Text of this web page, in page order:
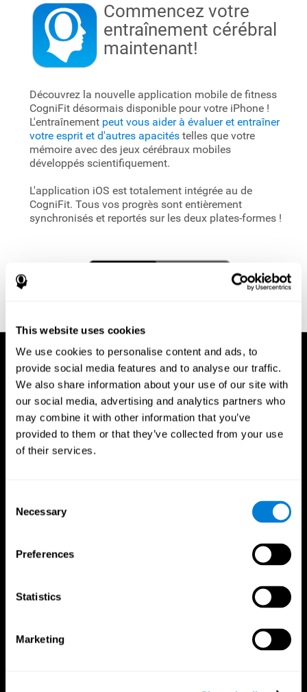
This website uses cookies
We use cookies to personalise content and ads, to
provide social media features and to analyse our traffic.
We also share information about your use of our site with
our social media, advertising and analytics partners who
may combine it with other information that you’ve
provided to them or that they’ve collected from your use
of their services.
Selection
Necessary
Preferences
Statistics
Marketing
Commencez votre
entraînement cérébral
maintenant!
Découvrez la nouvelle application mobile de fitness
CogniFit désormais disponible pour votre iPhone !
L'entraînement peut vous aider à évaluer et entraîner
votre esprit et d'autres apacitéstelles que votre
mémoire avec des jeux cérébraux mobiles
développés scientifiquement.
L'application iOS est totalement intégrée au de
CogniFit. Tous vos progrès sont entièrement
synchronisés et reportés sur les deux plates-formes !